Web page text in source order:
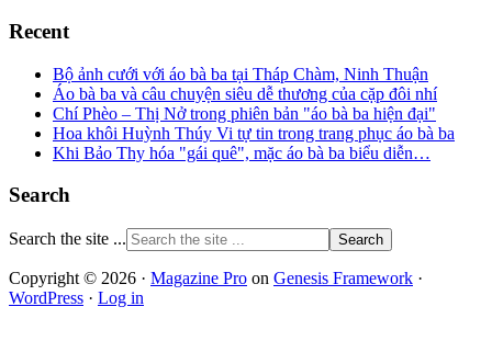
Recent
Bộ ảnh cưới với áo bà ba tại Tháp Chàm, Ninh Thuận
Áo bà ba và câu chuyện siêu dễ thương của cặp đôi nhí
Chí Phèo – Thị Nở trong phiên bản "áo bà ba hiện đại"
Hoa khôi Huỳnh Thúy Vi tự tin trong trang phục áo bà ba
Khi Bảo Thy hóa "gái quê", mặc áo bà ba biểu diễn…
Search
Search the site ...
Copyright © 2026 · Magazine Pro on Genesis Framework ·
WordPress · Log in